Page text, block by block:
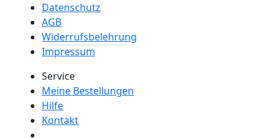
Datenschutz
AGB
Widerrufsbelehrung
Impressum
Service
Meine Bestellungen
Hilfe
Kontakt